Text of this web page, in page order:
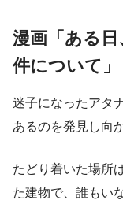
漫画「ある
件について
迷子になったアタ
あるのを発見し向
たどり着いた場所
た建物で、誰もい